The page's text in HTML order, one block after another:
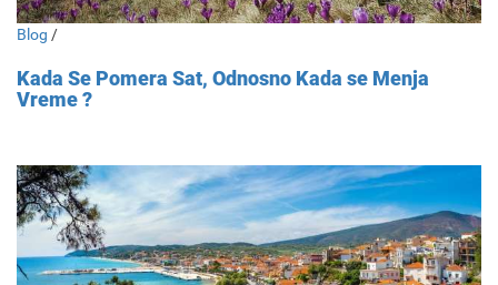
Blog /
Kada Se Pomera Sat, Odnosno Kada se Menja
Vreme ?